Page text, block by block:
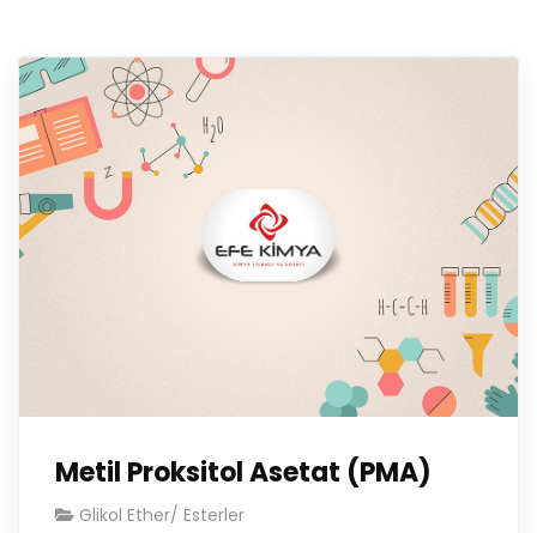
Metil Proksitol Asetat (PMA)
Glikol Ether/ Esterler